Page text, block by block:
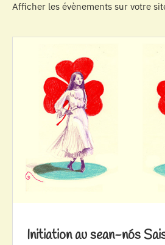
Afficher les évènements sur votre
Initiation au sean-nós